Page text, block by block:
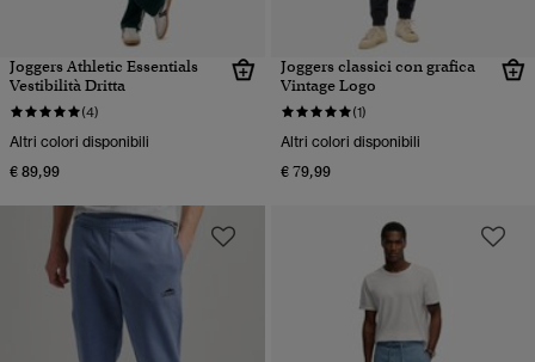
Joggers Athletic Essentials
Vestibilità Dritta
(4)
Altri colori disponibili
€ 89,99
Joggers classici con grafica
Vintage Logo
(1)
Altri colori disponibili
€ 79,99